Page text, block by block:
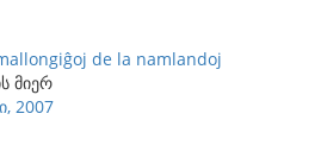
de la namlandoj
მიერ
2007